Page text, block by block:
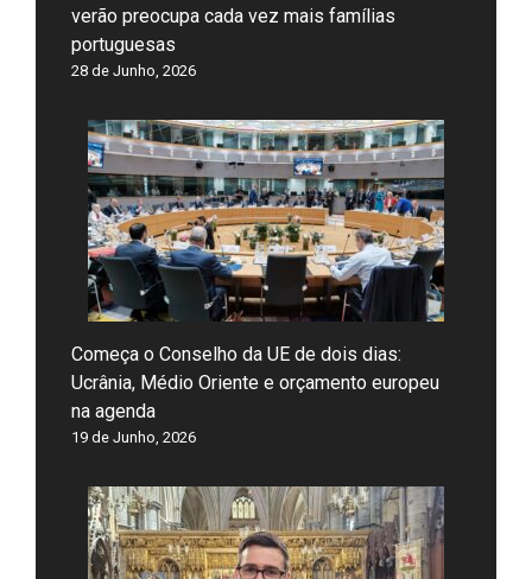
verão preocupa cada vez mais famílias
portuguesas
28 de Junho, 2026
Começa o Conselho da UE de dois dias:
Ucrânia, Médio Oriente e orçamento europeu
na agenda
19 de Junho, 2026